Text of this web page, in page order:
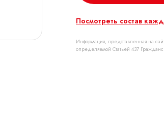
Посмотреть состав
Информация, представленная на
определяемой Статьей 437